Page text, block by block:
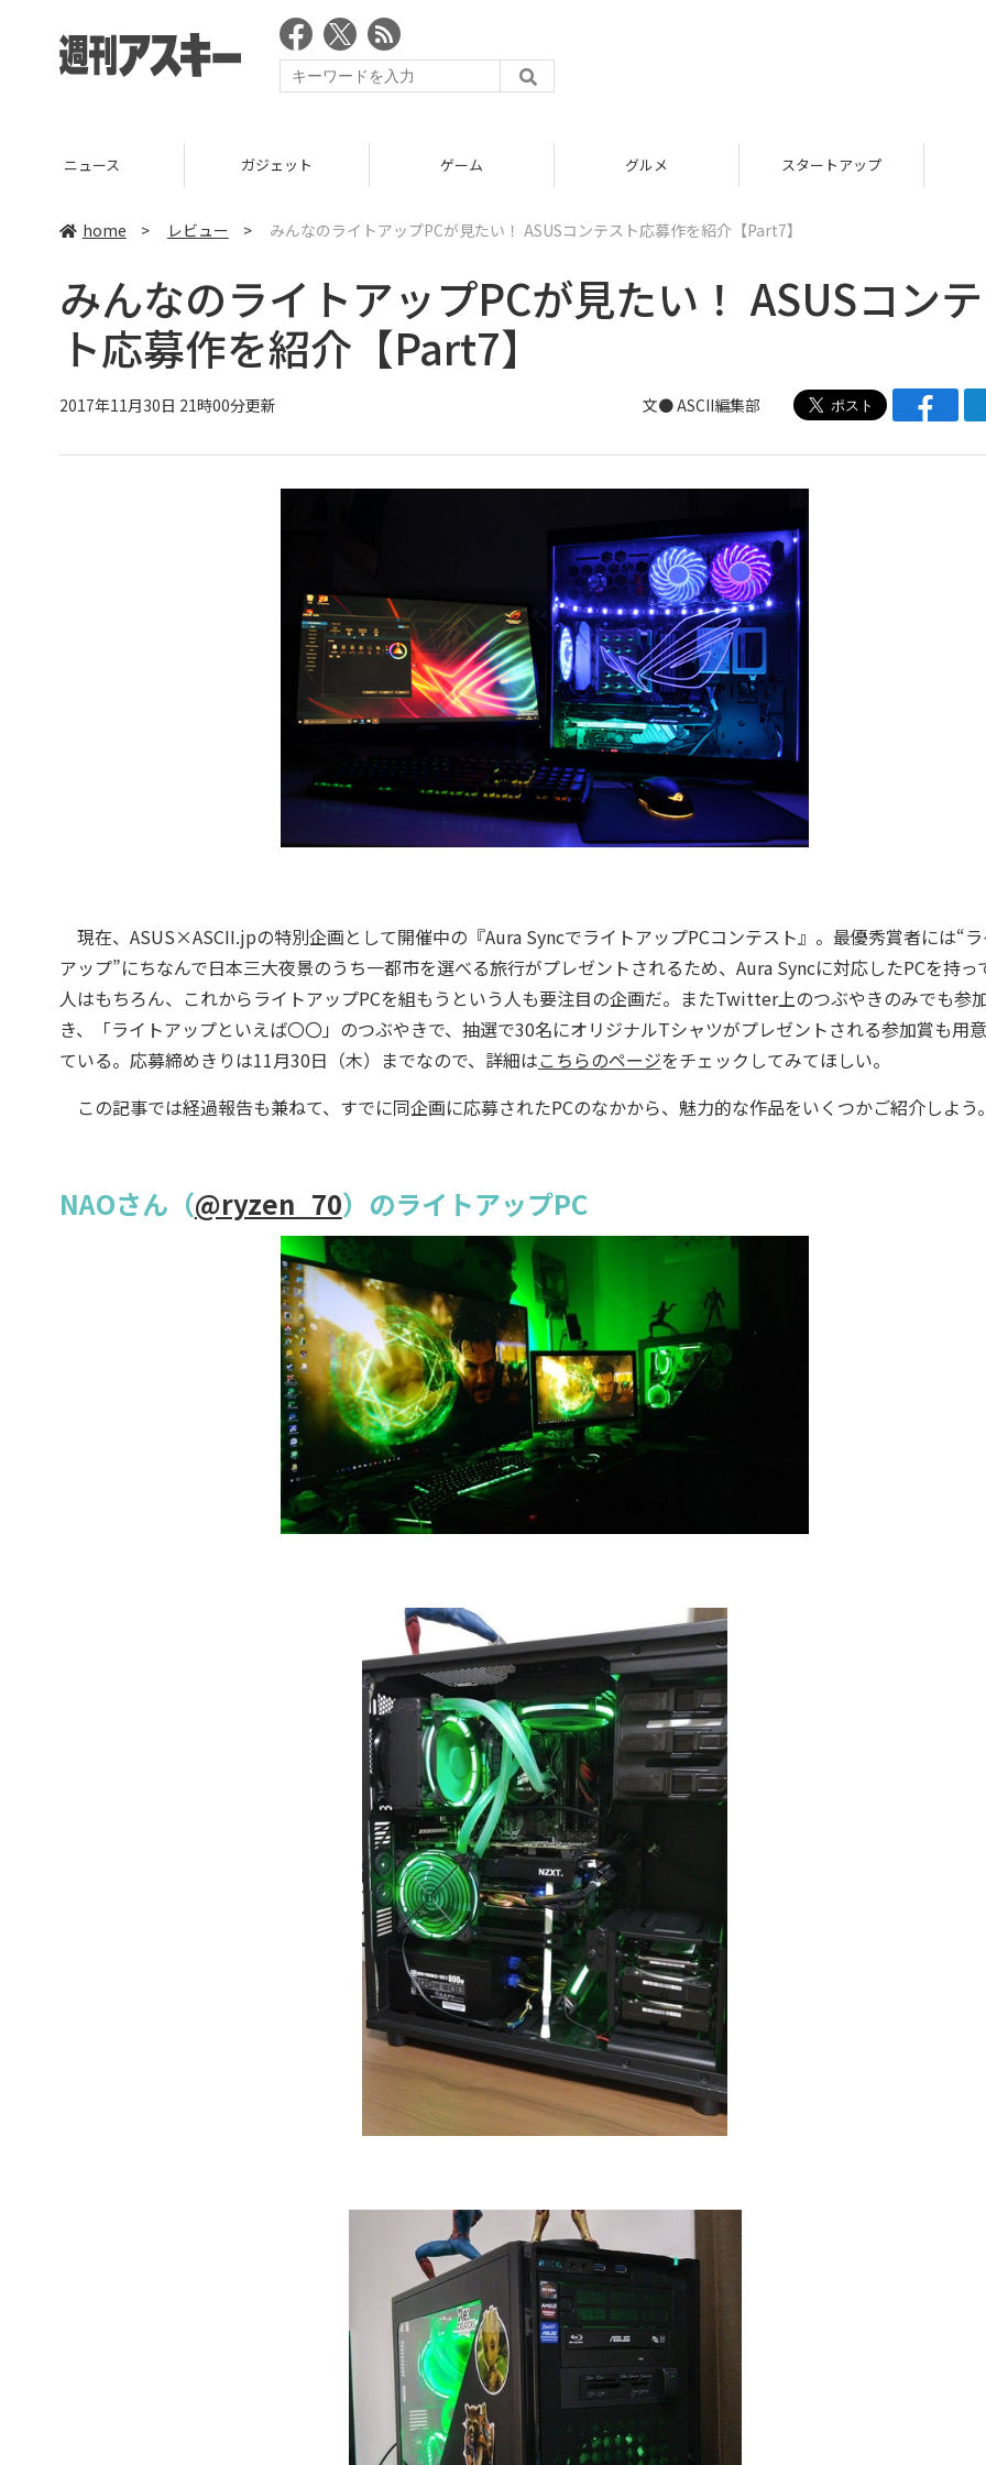
ニュース ガジェット ゲーム グルメ スタートアップ
home > レビュー > みんなのライトアップPCが見たい！ ASUSコンテスト応募作を紹介【Part7】
みんなのライトアップPCが見たい！ ASUSコン
ト応募作を紹介【Part7】
2017年11月30日 21時00分更新 文● ASCII編集部
現在、ASUS×ASCII.jpの特別企画として開催中の『Aura SyncでライトアップPCコンテスト』。最優秀賞者には“ラ
アップ”にちなんで日本三大夜景のうち一都市を選べる旅行がプレゼントされるため、Aura Syncに対応したPCを持っ
人はもちろん、これからライトアップPCを組もうという人も要注目の企画だ。またTwitter上のつぶやきのみでも参
き、「ライトアップといえば〇〇」のつぶやきで、抽選で30名にオリジナルTシャツがプレゼントされる参加賞も用
ている。応募締めきりは11月30日（木）までなので、詳細はこちらのページをチェックしてみてほしい。
この記事では経過報告も兼ねて、すでに同企画に応募されたPCのなかから、魅力的な作品をいくつかご紹介しよう。
NAOさん（@ryzen_70）のライトアップPC